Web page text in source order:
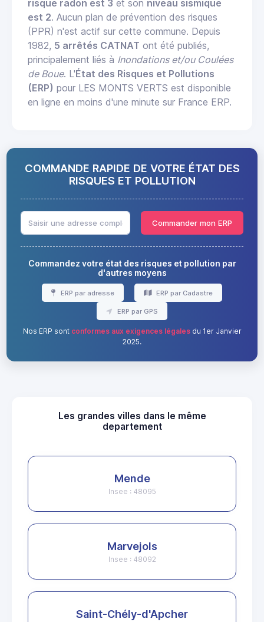
risque radon est 3 et son niveau sismique
est 2. Aucun plan de prévention des risques
(PPR) n'est actif sur cette commune. Depuis
1982, 5 arrêtés CATNAT ont été publiés,
principalement liés à Inondations et/ou Coulées
de Boue. L'État des Risques et Pollutions
(ERP) pour LES MONTS VERTS est disponible
en ligne en moins d'une minute sur France ERP.
COMMANDE RAPIDE DE VOTRE ÉTAT DES
RISQUES ET POLLUTION
Commander mon ERP
Commandez votre état des risques et pollution par
d'autres moyens
ERP par adresse ERP par Cadastre
ERP par GPS
Nos ERP sont conformes aux exigences légalesdu 1er Janvier
2025.
Les grandes villes dans le même
departement
Mende
Insee : 48095
Marvejols
Insee : 48092
Saint-Chély-d'Apcher